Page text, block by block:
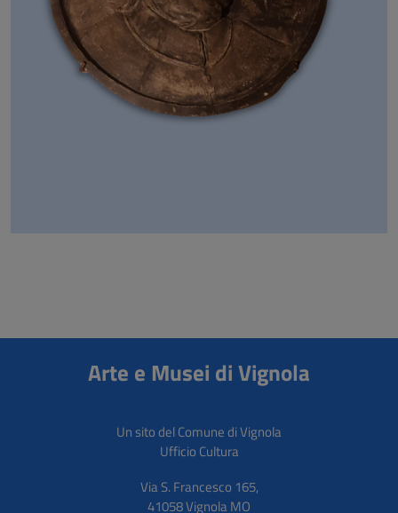
Arte e Musei di Vignola
Un sito del Comune di Vignola
Ufficio Cultura
Via S. Francesco 165,
41058Vignola MO